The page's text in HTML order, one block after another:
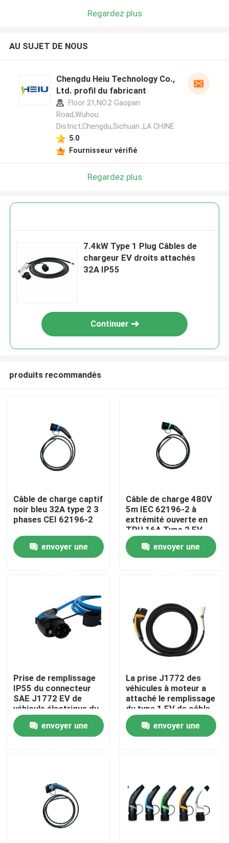
Maison
Au sujet de nous
Contrôle de qualité
Contactez-nous
Demandez une citation
Regardez plus
AU SUJET DE NOUS
Chengdu Heiu Technology Co.,
Ltd. profil du fabricant
Floor 21,NO.2 Gaopan
Road,Wuhou
District,Chengdu,Sichuan ,LA CHINE
5.0
Fournisseur vérifié
Regardez plus
7.4kW Type 1 Plug Câbles de
chargeur EV droits attachés
32A IP55
Continuer
produits recommandés
Câble de charge captif
noir bleu 32A type 2 3
phases CEI 62196-2
envoyer une
Câble de charge 480V
5m IEC 62196-2 à
extrémité ouverte en
TPU 16A Type 2 EV
envoyer une
Prise de remplissage
IP55 du connecteur
SAE J1772 EV de
véhicule électrique du
type 1 32A
envoyer une
La prise J1772 des
véhicules à moteur a
attaché le remplissage
du type 1 EV de câble
câblent 5M
envoyer une